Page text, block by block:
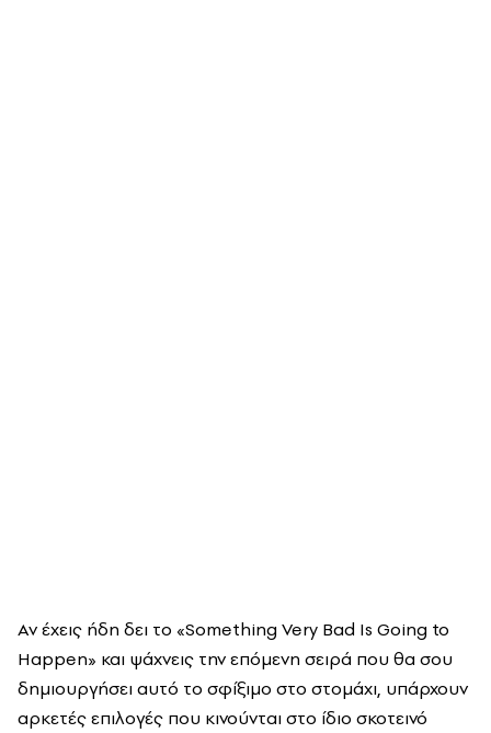
Αν έχεις ήδη δει τo «Something Very Bad Is Going to
Happen» και ψάχνεις την επόμενη σειρά που θα σου
δημιουργήσει αυτό το σφίξιμο στο στομάχι, υπάρχουν
αρκετές επιλογές που κινούνται στο ίδιο σκοτεινό